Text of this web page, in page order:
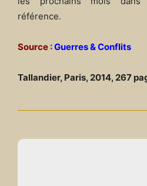
référence.
Source :Guerres & Conflits
Tallandier, Paris, 2014, 267